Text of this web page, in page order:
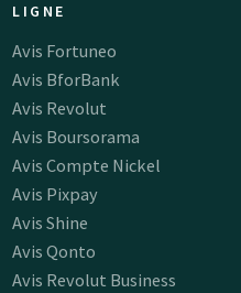
LIGNE
Avis Fortuneo
Avis BforBank
Avis Revolut
Avis Boursorama
Avis Compte Nickel
Avis Pixpay
Avis Shine
Avis Qonto
Avis Revolut Business